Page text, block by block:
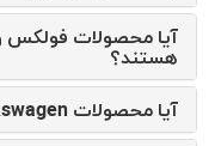
آیا محصولات فولکس
هستند؟
آیا محصولات Volkswagen سایزبندی دارند؟